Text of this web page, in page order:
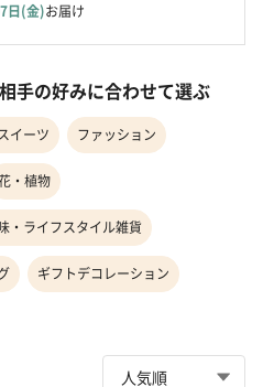
日(金)お届け
手の好みに合わせて選ぶ
イーツ ファッション
・植物
・ライフスタイル雑貨
ギフトデコレーション